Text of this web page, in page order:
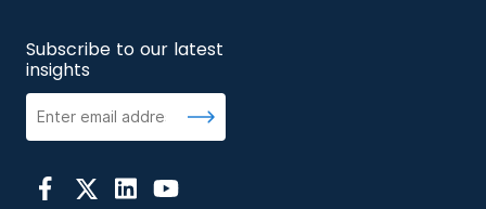
Subscribe to our latest
insights